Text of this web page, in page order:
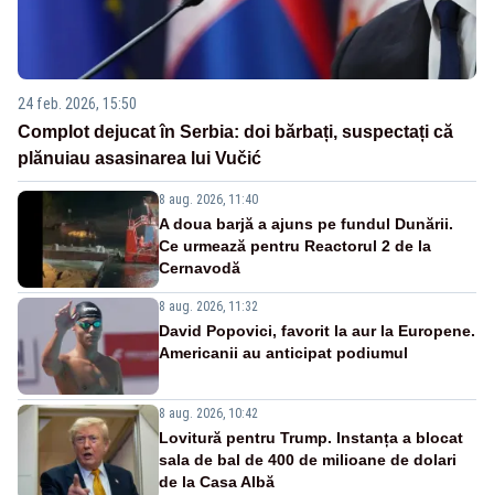
24 feb. 2026, 15:50
Complot dejucat în Serbia: doi bărbați, suspectați că
plănuiau asasinarea lui Vučić
8 aug. 2026, 11:40
A doua barjă a ajuns pe fundul Dunării.
Ce urmează pentru Reactorul 2 de la
Cernavodă
8 aug. 2026, 11:32
David Popovici, favorit la aur la Europene.
Americanii au anticipat podiumul
8 aug. 2026, 10:42
Lovitură pentru Trump. Instanța a blocat
sala de bal de 400 de milioane de dolari
de la Casa Albă